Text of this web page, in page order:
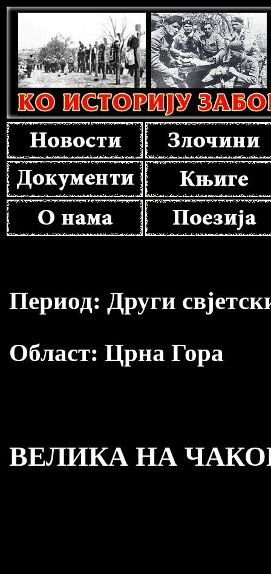
Период: Други
Област: Црна Гора
ВЕЛИКА НА